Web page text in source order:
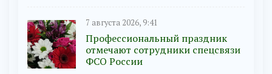
7 августа 2026, 9:41
Профессиональный праздник
отмечают сотрудники спецсвязи
ФСО России